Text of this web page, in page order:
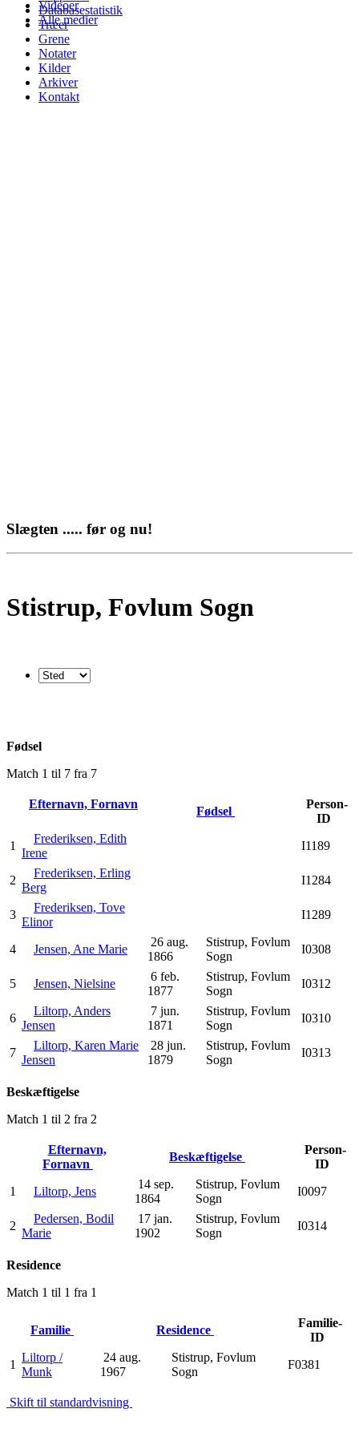
Videoer
Alle medier
Databasestatistik
Træer
Grene
Notater
Kilder
Arkiver
Kontakt
Slægten ..... før og nu!
Stistrup, Fovlum Sogn
Fødsel
Match 1 til 7 fra 7
Efternavn, Fornavn
Fødsel
Person-
ID
1
Frederiksen, Edith
Irene
I1189
2
Frederiksen, Erling
Berg
I1284
3
Frederiksen, Tove
Elinor
I1289
4 Jensen, Ane Marie
26 aug.
1866
Stistrup, Fovlum
Sogn
I0308
5 Jensen, Nielsine
6 feb.
1877
Stistrup, Fovlum
Sogn
I0312
6
Liltorp, Anders
Jensen
7 jun.
1871
Stistrup, Fovlum
Sogn
I0310
7
Liltorp, Karen Marie
Jensen
28 jun.
1879
Stistrup, Fovlum
Sogn
I0313
Beskæftigelse
Match 1 til 2 fra 2
Efternavn,
Fornavn
Beskæftigelse
Person-
ID
1
Liltorp, Jens
14 sep.
1864
Stistrup, Fovlum
Sogn
I0097
2
Pedersen, Bodil
Marie
17 jan.
1902
Stistrup, Fovlum
Sogn
I0314
Residence
Match 1 til 1 fra 1
Familie Residence
Familie-
ID
1
Liltorp /
Munk
24 aug.
1967
Stistrup, Fovlum
Sogn
F0381
Skift til standardvisning